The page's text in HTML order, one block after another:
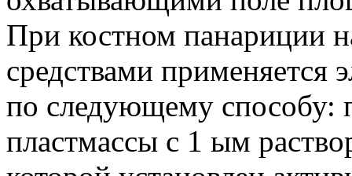
При костном панариции
средствами применяется
по следующему способу:
пластмассы с 1 ым